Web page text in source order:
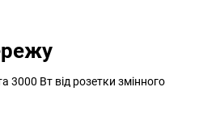
3000 Вт від розетки змінного